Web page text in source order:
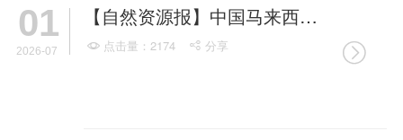
01
2026-07
【自然资源报】中国马来西亚海洋机构深化科技合作
 点击量：2174  分享 